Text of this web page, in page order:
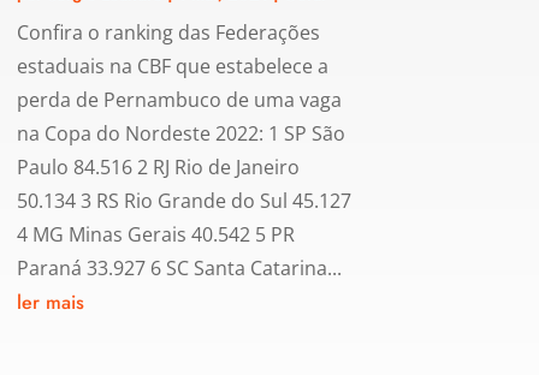
Confira o ranking das Federações
estaduais na CBF que estabelece a
perda de Pernambuco de uma vaga
na Copa do Nordeste 2022: 1 SP São
Paulo 84.516 2 RJ Rio de Janeiro
50.134 3 RS Rio Grande do Sul 45.127
4 MG Minas Gerais 40.542 5 PR
Paraná 33.927 6 SC Santa Catarina...
ler mais